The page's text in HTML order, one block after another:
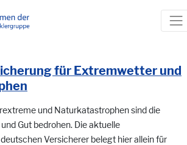
für Extremwetter und
und Naturkatastrophen sind die
Gut bedrohen. Die aktuelle
Versicherer belegt hier allein für